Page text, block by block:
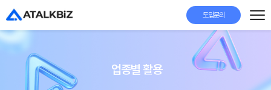
도입문의
업종별 활용